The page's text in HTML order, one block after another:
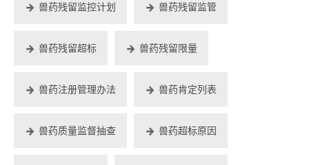
兽药残留监控计划 兽药残留监管
兽药残留超标 兽药残留限量
兽药注册管理办法 兽药肯定列表
兽药质量监督抽查 兽药超标原因